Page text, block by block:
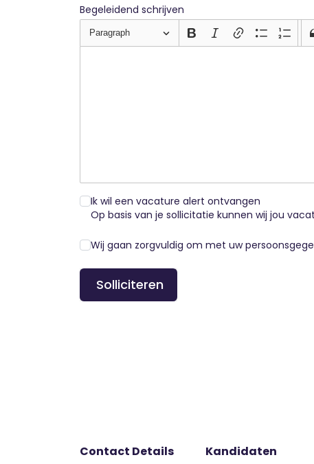
Begeleidend schrijven
Paragraph
Ik wil een vacature alert ontvangen
Op basis van je sollicitatie kunnen wij jou
Wij gaan zorgvuldig om met uw
Solliciteren
Contact Details
Kandidaten